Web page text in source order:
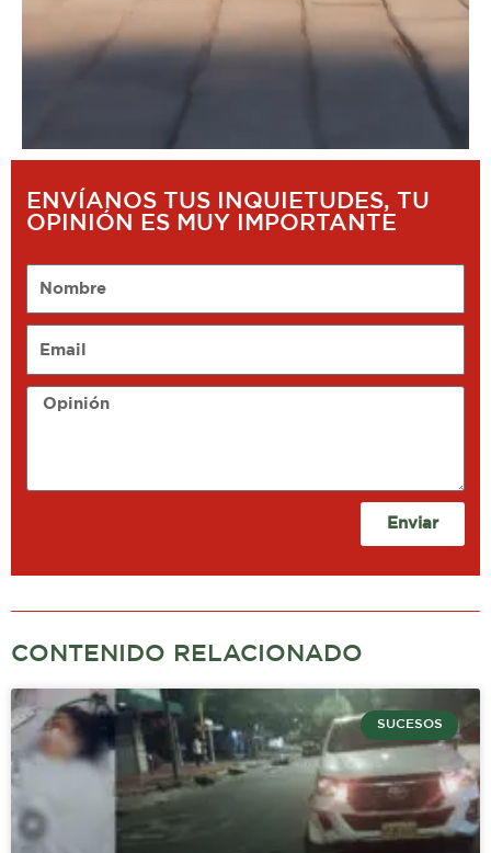
ENVÍANOS TUS INQUIETUDES, TU
OPINIÓN ES MUY IMPORTANTE
Opinión
Enviar
CONTENIDO RELACIONADO
SUCESOS